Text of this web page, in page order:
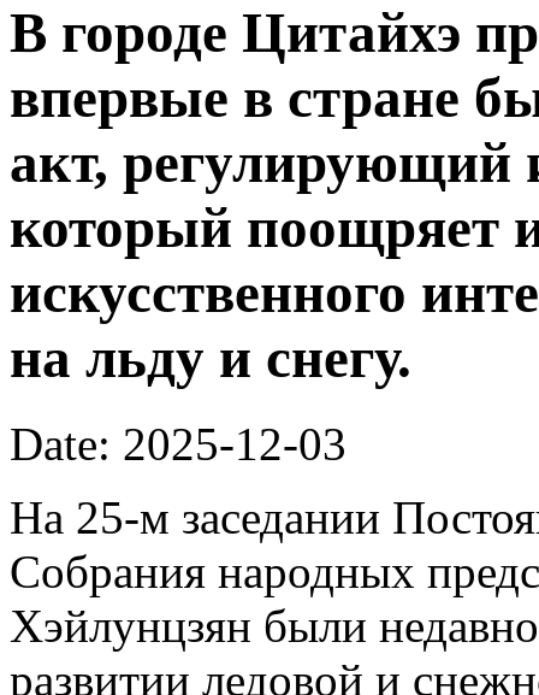
В городе Цитайхэ
впервые в стране
акт, регулирующий
который поощряет
искусственного
на льду и снегу.
Date: 2025-12-03
На 25-м заседании
Собрания народных
Хэйлунцзян были
развитии ледовой и